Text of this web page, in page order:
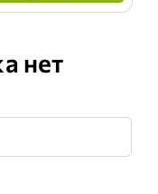
нет